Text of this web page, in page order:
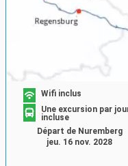
Wifi inclus
Une excursion par
incluse
Départ de Nuremberg
jeu. 16 nov. 2028